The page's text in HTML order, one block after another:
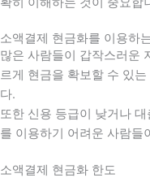
소액결제 현금화를 이용하
많은 사람들이 갑작스러운
르게 현금을 확보할 수 있
다.
또한 신용 등급이 낮거나
를 이용하기 어려운 사람들
소액결제 현금화 한도